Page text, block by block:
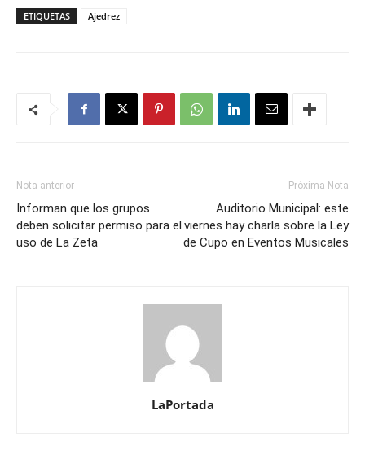
ETIQUETAS Ajedrez
Nota anterior
Informan que los grupos
deben solicitar permiso para el
uso de La Zeta
Próxima Nota
Auditorio Municipal: este
viernes hay charla sobre la Ley
de Cupo en Eventos Musicales
LaPortada